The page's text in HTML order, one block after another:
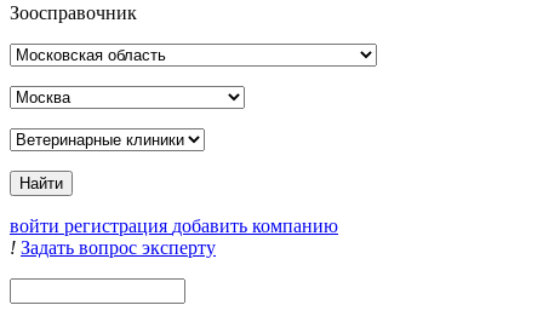
Зоосправочник
войти регистрация добавить компанию
! Задать вопрос эксперту